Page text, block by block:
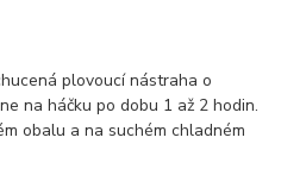
plovoucí nástraha o
na háčku po dobu 1 až 2 hodin.
obalu a na suchém chladném